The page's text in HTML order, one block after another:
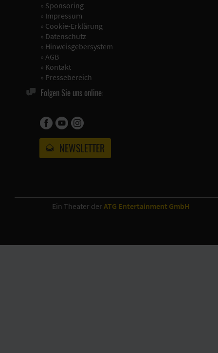
» Sponsoring
» Impressum
» Cookie-Erklärung
» Datenschutz
» Hinweisgebersystem
» AGB
» Kontakt
» Pressebereich
Folgen Sie uns online:
NEWSLETTER
Ein Theater der ATG Entertainment GmbH